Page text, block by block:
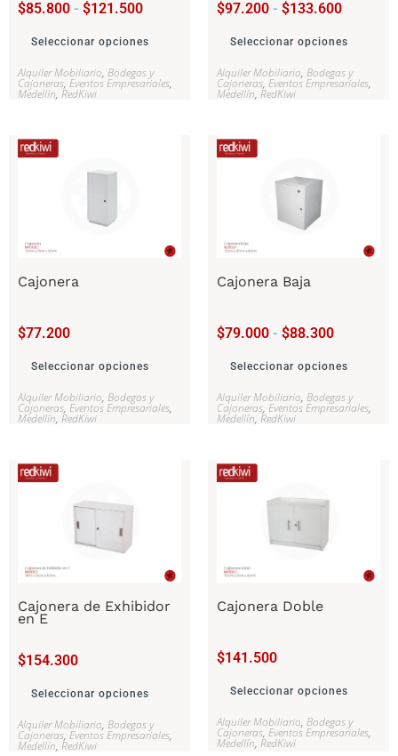
$85.800 - $121.500
Seleccionar opciones
Alquiler Mobiliario, Bodegas y
Cajoneras, Eventos Empresariales,
Medellín, RedKiwi
$97.200 - $133.600
Seleccionar opciones
Alquiler Mobiliario, Bodegas y
Cajoneras, Eventos Empresariales,
Medellín, RedKiwi
Cajonera
$77.200
Seleccionar opciones
Alquiler Mobiliario, Bodegas y
Cajoneras, Eventos Empresariales,
Medellín, RedKiwi
Cajonera Baja
$79.000 - $88.300
Seleccionar opciones
Alquiler Mobiliario, Bodegas y
Cajoneras, Eventos Empresariales,
Medellín, RedKiwi
Cajonera de Exhibidor
en E
$154.300
Seleccionar opciones
Alquiler Mobiliario, Bodegas y
Cajoneras, Eventos Empresariales,
Medellín, RedKiwi
Cajonera Doble
$141.500
Seleccionar opciones
Alquiler Mobiliario, Bodegas y
Cajoneras, Eventos Empresariales,
Medellín, RedKiwi